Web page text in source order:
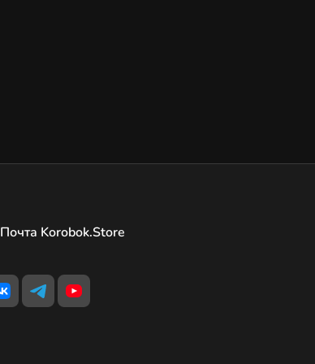
Почта Korobok.Store